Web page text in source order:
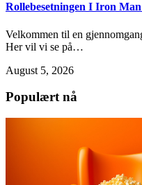
Rollebesetningen I Iron
Velkommen til en
Her vil vi se på…
August 5, 2026
Populært nå